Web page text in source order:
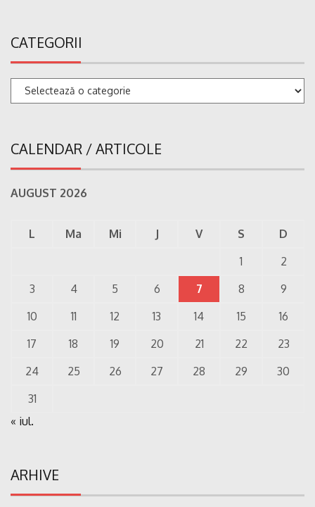
CATEGORII
Categorii
CALENDAR / ARTICOLE
AUGUST 2026
L Ma Mi J V S
D
1
2
3
4 5 6 7 8
9
10
11 12 13 14 15
16
17
18 19 20 21 22
23
24
25 26 27 28 29
30
31
« iul.
ARHIVE